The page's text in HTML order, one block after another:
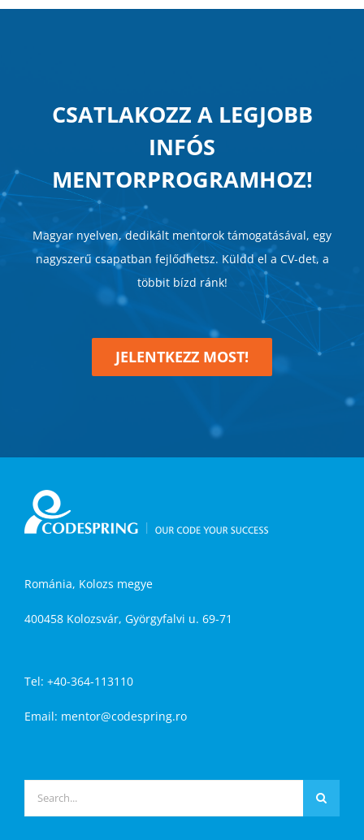
CSATLAKOZZ A LEGJOBB
INFÓS
MENTORPROGRAMHOZ!
Magyar nyelven, dedikált mentorok támogatásával, egy
nagyszerű csapatban fejlődhetsz. Küldd el a CV-det, a
többit bízd ránk!
JELENTKEZZ MOST!
Románia, Kolozs megye
400458 Kolozsvár, Györgyfalvi u. 69-71
Tel: +40-364-113110
Email: mentor@codespring.ro
Keresés...